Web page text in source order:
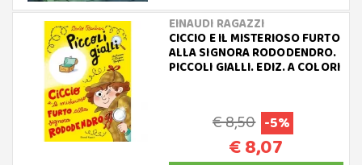
EINAUDI RAGAZZI
CICCIO E IL MISTERIOSO FURTO
ALLA SIGNORA RODODENDRO.
PICCOLI GIALLI. EDIZ. A COLORI
€ 8,50 -5%
€ 8,07